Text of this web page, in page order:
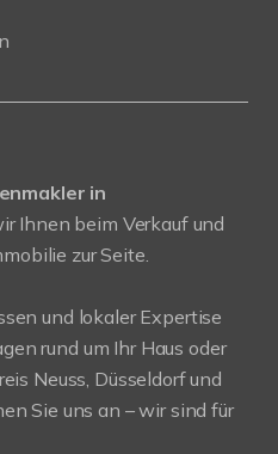
in
Ihnen beim Verkauf und
zur Seite.
und lokaler Expertise
rund um Ihr Haus oder
Neuss, Düsseldorf und
Sie uns an – wir sind für